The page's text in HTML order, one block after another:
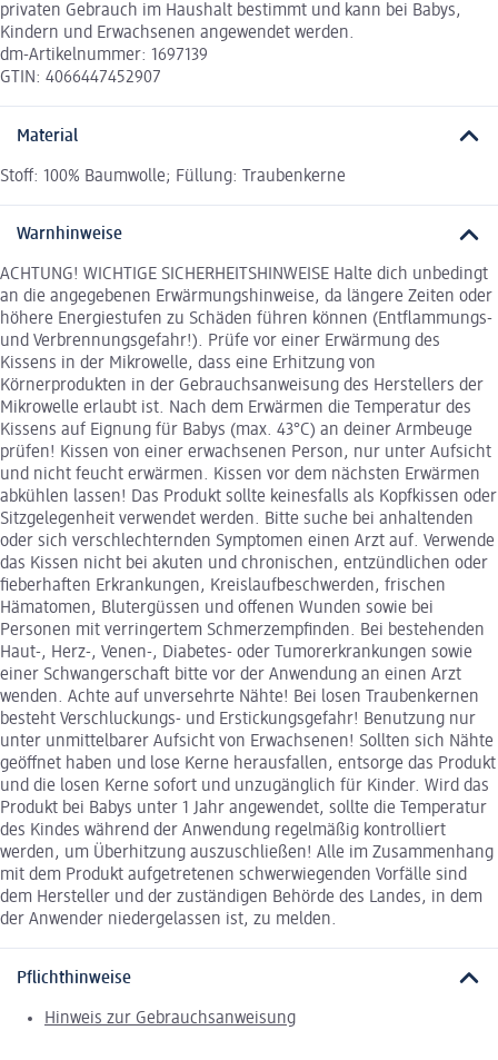
privaten Gebrauch im Haushalt bestimmt und kann bei Babys,
Kindern und Erwachsenen angewendet werden.
dm-Artikelnummer: 1697139
GTIN: 4066447452907
Material
Stoff: 100% Baumwolle; Füllung: Traubenkerne
Warnhinweise
ACHTUNG! WICHTIGE SICHERHEITSHINWEISE Halte dich unbedingt
an die angegebenen Erwärmungshinweise, da längere Zeiten oder
höhere Energiestufen zu Schäden führen können (Entflammungs-
und Verbrennungsgefahr!). Prüfe vor einer Erwärmung des
Kissens in der Mikrowelle, dass eine Erhitzung von
Körnerprodukten in der Gebrauchsanweisung des Herstellers der
Mikrowelle erlaubt ist. Nach dem Erwärmen die Temperatur des
Kissens auf Eignung für Babys (max. 43°C) an deiner Armbeuge
prüfen! Kissen von einer erwachsenen Person, nur unter Aufsicht
und nicht feucht erwärmen. Kissen vor dem nächsten Erwärmen
abkühlen lassen! Das Produkt sollte keinesfalls als Kopfkissen oder
Sitzgelegenheit verwendet werden. Bitte suche bei anhaltenden
oder sich verschlechternden Symptomen einen Arzt auf. Verwende
das Kissen nicht bei akuten und chronischen, entzündlichen oder
fieberhaften Erkrankungen, Kreislaufbeschwerden, frischen
Hämatomen, Blutergüssen und offenen Wunden sowie bei
Personen mit verringertem Schmerzempfinden. Bei bestehenden
Haut-, Herz-, Venen-, Diabetes- oder Tumorerkrankungen sowie
einer Schwangerschaft bitte vor der Anwendung an einen Arzt
wenden. Achte auf unversehrte Nähte! Bei losen Traubenkernen
besteht Verschluckungs- und Erstickungsgefahr! Benutzung nur
unter unmittelbarer Aufsicht von Erwachsenen! Sollten sich Nähte
geöffnet haben und lose Kerne herausfallen, entsorge das Produkt
und die losen Kerne sofort und unzugänglich für Kinder. Wird das
Produkt bei Babys unter 1 Jahr angewendet, sollte die Temperatur
des Kindes während der Anwendung regelmäßig kontrolliert
werden, um Überhitzung auszuschließen! Alle im Zusammenhang
mit dem Produkt aufgetretenen schwerwiegenden Vorfälle sind
dem Hersteller und der zuständigen Behörde des Landes, in dem
der Anwender niedergelassen ist, zu melden.
Pflichthinweise
Hinweis zur Gebrauchsanweisung